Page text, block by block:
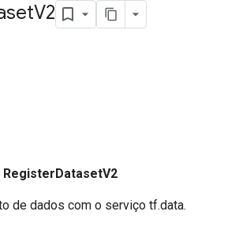
V2
RegisterDatasetV2
de dados com o serviço tf.data.